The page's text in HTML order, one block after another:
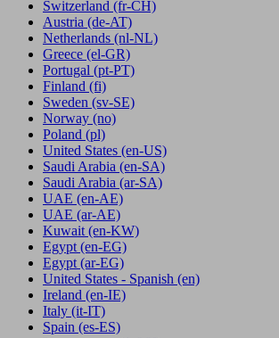
Switzerland (fr-CH)
Austria (de-AT)
Netherlands (nl-NL)
Greece (el-GR)
Portugal (pt-PT)
Finland (fi)
Sweden (sv-SE)
Norway (no)
Poland (pl)
United States (en-US)
Saudi Arabia (en-SA)
Saudi Arabia (ar-SA)
UAE (en-AE)
UAE (ar-AE)
Kuwait (en-KW)
Egypt (en-EG)
Egypt (ar-EG)
United States - Spanish (en)
Ireland (en-IE)
Italy (it-IT)
Spain (es-ES)